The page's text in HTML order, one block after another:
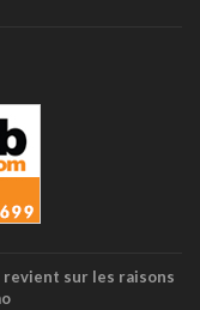
revient sur les raisons